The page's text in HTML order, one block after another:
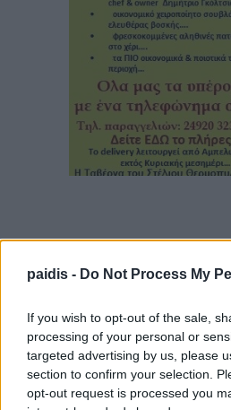
paidis - Do Not Process My
If you wish to opt-out of the sale,
processing of your personal or
targeted advertising by us, please
section to confirm your selection.
opt-out request is processed you